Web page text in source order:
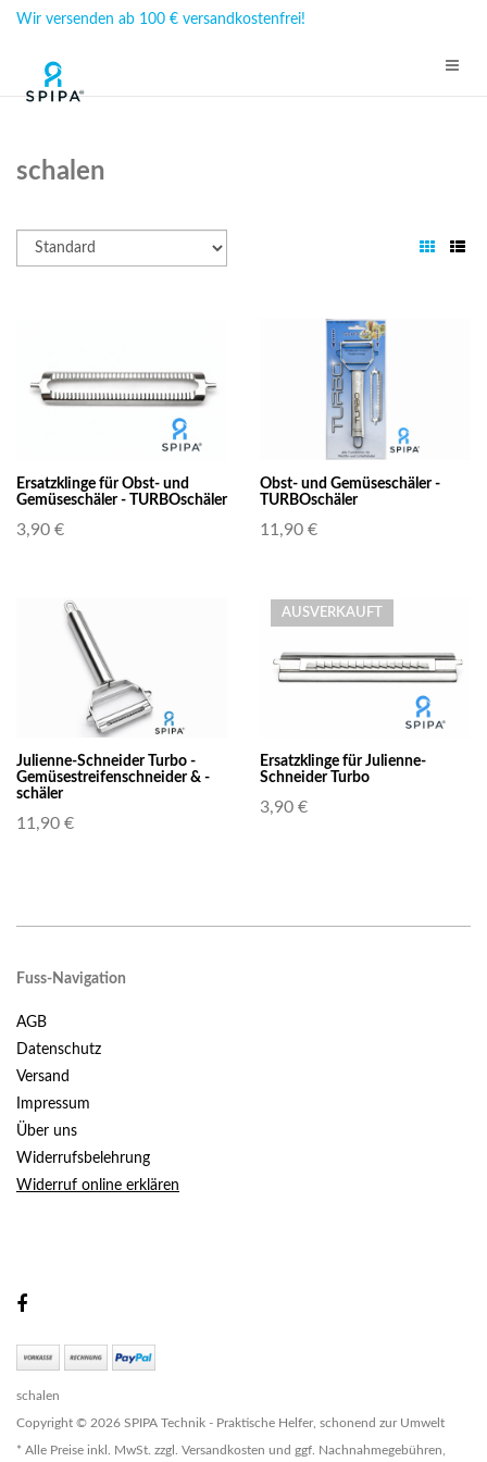
Wir versenden ab 100 € versandkostenfrei!
schalen
Ersatzklinge für Obst- und
Gemüseschäler - TURBOschäler
3,90 €
Obst- und Gemüseschäler -
TURBOschäler
11,90 €
Julienne-Schneider Turbo -
Gemüsestreifenschneider & -
schäler
11,90 €
AUSVERKAUFT
Ersatzklinge für Julienne-
Schneider Turbo
3,90 €
Fuss-Navigation
AGB
Datenschutz
Versand
Impressum
Über uns
Widerrufsbelehrung
Widerruf online erklären
schalen
Copyright © 2026 SPIPA Technik - Praktische Helfer, schonend zur Umwelt
* Alle Preise inkl. MwSt. zzgl. Versandkosten und ggf. Nachnahmegebühren,